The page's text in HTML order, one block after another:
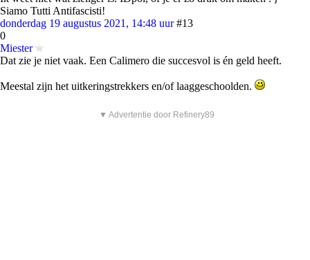
Siamo Tutti Antifascisti!
donderdag 19 augustus 2021, 14:48 uur #13
0
Miester
Dat zie je niet vaak. Een Calimero die succesvol is én geld heeft.
Meestal zijn het uitkeringstrekkers en/of laaggeschoolden.
▼ Advertentie door Refinery89